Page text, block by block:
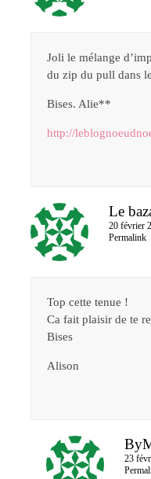
Joli le mélange
du zip du pull dans
Bises. Alie**
http://
Le
20 février
Permalink
Top cette tenue !
Ca fait plaisir de te
Bises
Alison
23